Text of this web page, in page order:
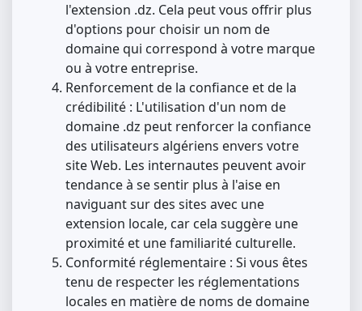
l'extension .dz. Cela peut vous offrir plus
d'options pour choisir un nom de
domaine qui correspond à votre marque
ou à votre entreprise.
Renforcement de la confiance et de la
crédibilité : L'utilisation d'un nom de
domaine .dz peut renforcer la confiance
des utilisateurs algériens envers votre
site Web. Les internautes peuvent avoir
tendance à se sentir plus à l'aise en
naviguant sur des sites avec une
extension locale, car cela suggère une
proximité et une familiarité culturelle.
Conformité réglementaire : Si vous êtes
tenu de respecter les réglementations
locales en matière de noms de domaine